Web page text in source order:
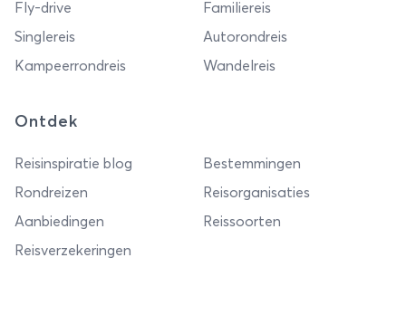
Fly-drive
Familiereis
Singlereis
Autorondreis
Kampeerrondreis
Wandelreis
Ontdek
Reisinspiratie blog
Bestemmingen
Rondreizen
Reisorganisaties
Aanbiedingen
Reissoorten
Reisverzekeringen